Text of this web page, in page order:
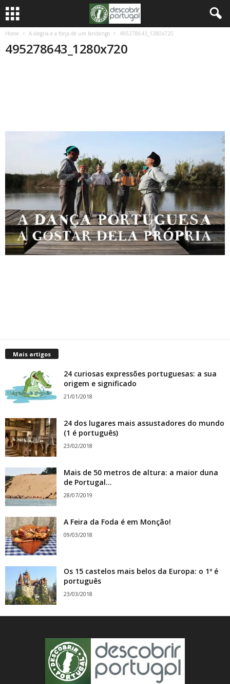
Home A alegria e a força de um fandango 495278643_1280x720
495278643_1280x720
Mais artigos
24 curiosas expressões portuguesas: a sua
origem e significado
21/01/2018
24 dos lugares mais assustadores do mundo
(1 é português)
23/02/2018
Mais de 50 metros de altura: a maior duna
de Portugal...
28/07/2019
A Feira da Foda é em Monção!
09/03/2018
Os 15 castelos mais belos da Europa: o 1º é
português
23/03/2018